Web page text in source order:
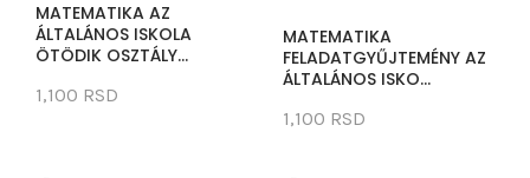
MATEMATIKA AZ
ÁLTALÁNOS ISKOLA
ÖTÖDIK OSZTÁLY...
1,100 RSD
MATEMATIKA
FELADATGYŰJTEMÉNY AZ
ÁLTALÁNOS ISKO...
1,100 RSD